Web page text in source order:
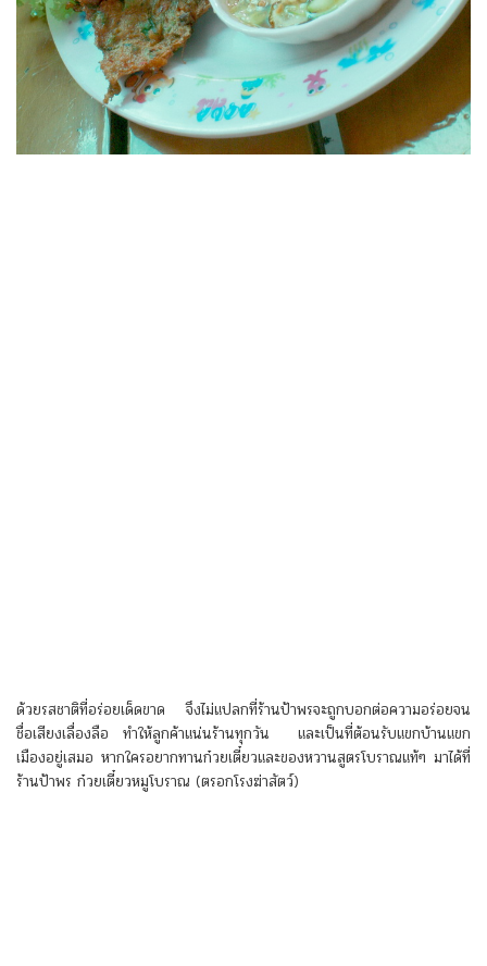
ด้วยรสชาติที่อร่อยเด็ดขาด จึงไม่แปลกที่ร้านป้าพรจะถูกบอกต่อความอร่อยจน
ชื่อเสียงเลื่องลือ ทำให้ลูกค้าแน่นร้านทุกวัน และเป็นที่ต้อนรับแขกบ้านแขก
เมืองอยู่เสมอ หากใครอยากทานก๋วยเตี๋ยวและของหวานสูตรโบราณแท้ๆ มาได้ที่
ร้านป้าพร ก๋วยเตี๋ยวหมูโบราณ (ตรอกโรงฆ่าสัตว์)